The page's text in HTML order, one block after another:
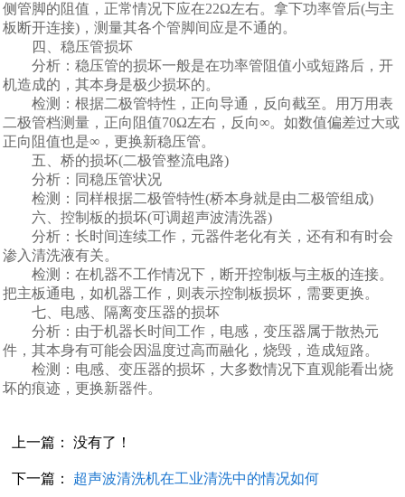
侧管脚的阻值，正常情况下应在22Ω左右。拿下功率管后(与主
板断开连接)，测量其各个管脚间应是不通的。
四、稳压管损坏
分析：稳压管的损坏一般是在功率管阻值小或短路后，开
机造成的，其本身是极少损坏的。
检测：根据二极管特性，正向导通，反向截至。用万用表
二极管档测量，正向阻值70Ω左右，反向∞。如数值偏差过大或
正向阻值也是∞，更换新稳压管。
五、桥的损坏(二极管整流电路)
分析：同稳压管状况
检测：同样根据二极管特性(桥本身就是由二极管组成)
六、控制板的损坏(可调超声波清洗器)
分析：长时间连续工作，元器件老化有关，还有和有时会
渗入清洗液有关。
检测：在机器不工作情况下，断开控制板与主板的连接。
把主板通电，如机器工作，则表示控制板损坏，需要更换。
七、电感、隔离变压器的损坏
分析：由于机器长时间工作，电感，变压器属于散热元
件，其本身有可能会因温度过高而融化，烧毁，造成短路。
检测：电感、变压器的损坏，大多数情况下直观能看出烧
坏的痕迹，更换新器件。
上一篇： 没有了！
下一篇： 超声波清洗机在工业清洗中的情况如何